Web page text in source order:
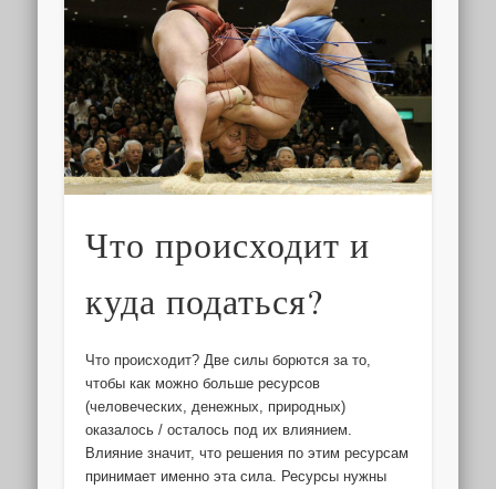
Что происходит и
куда податься?
Что происходит? Две силы борются за то,
чтобы как можно больше ресурсов
(человеческих, денежных, природных)
оказалось / осталось под их влиянием.
Влияние значит, что решения по этим ресурсам
принимает именно эта сила. Ресурсы нужны